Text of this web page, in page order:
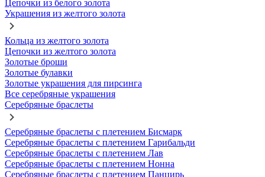
Цепочки из белого золота
Украшения из желтого золота
Кольца из желтого золота
Цепочки из желтого золота
Золотые броши
Золотые булавки
Золотые украшения для пирсинга
Все серебряные украшения
Серебряные браслеты
Серебряные браслеты с плетением Бисмарк
Серебряные браслеты с плетением Гарибальди
Серебряные браслеты с плетением Лав
Серебряные браслеты с плетением Нонна
Серебряные браслеты с плетением Панцирь